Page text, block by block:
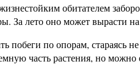
обитателем
За лето оно может вырасти
по опорам, стараясь
часть растения, но можно